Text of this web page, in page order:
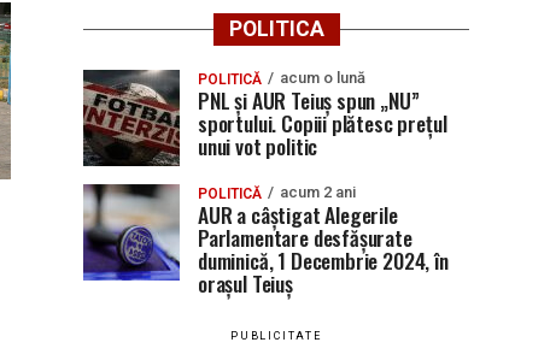
POLITICA
POLITICĂ acum o lună
PNL și AUR Teiuș spun „NU”
sportului. Copiii plătesc prețul
unui vot politic
POLITICĂ acum 2 ani
AUR a câștigat Alegerile
Parlamentare desfășurate
duminică, 1 Decembrie 2024, în
orașul Teiuș
PUBLICITATE